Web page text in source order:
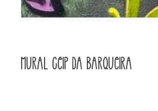
Mural CEIP da Barqueira